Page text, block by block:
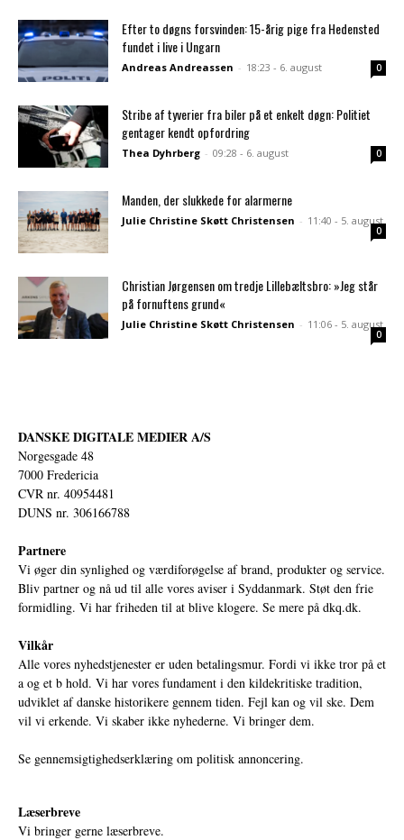
Efter to døgns forsvinden: 15-årig pige fra Hedensted
fundet i live i Ungarn
Andreas Andreassen - 18:23 - 6. august 0
Stribe af tyverier fra biler på et enkelt døgn: Politiet
gentager kendt opfordring
Thea Dyhrberg - 09:28 - 6. august 0
Manden, der slukkede for alarmerne
Julie Christine Skøtt Christensen - 11:40 - 5. august
0
Christian Jørgensen om tredje Lillebæltsbro: »Jeg står
på fornuftens grund«
Julie Christine Skøtt Christensen - 11:06 - 5. august
0
DANSKE DIGITALE MEDIER A/S
Norgesgade 48
7000 Fredericia
CVR nr. 40954481
DUNS nr. 306166788
Partnere
Vi øger din synlighed og værdiforøgelse af brand, produkter og service.
Bliv partner og nå ud til alle vores aviser i Syddanmark. Støt den frie
formidling. Vi har friheden til at blive klogere. Se mere på dkq.dk.
Vilkår
Alle vores nyhedstjenester er uden betalingsmur. Fordi vi ikke tror på et
a og et b hold. Vi har vores fundament i den kildekritiske tradition,
udviklet af danske historikere gennem tiden. Fejl kan og vil ske. Dem
vil vi erkende. Vi skaber ikke nyhederne. Vi bringer dem.
Se gennemsigtighedserklæring om politisk annoncering.
Læserbreve
Vi bringer gerne læserbreve.